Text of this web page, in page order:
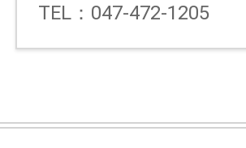
TEL：047-472-1205